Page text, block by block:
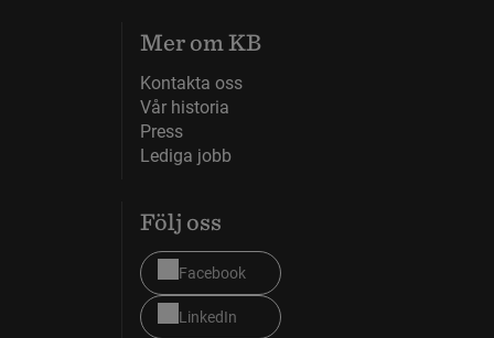
Mer om KB
Kontakta oss
Vår historia
Press
Lediga jobb
Följ oss
Facebook
LinkedIn